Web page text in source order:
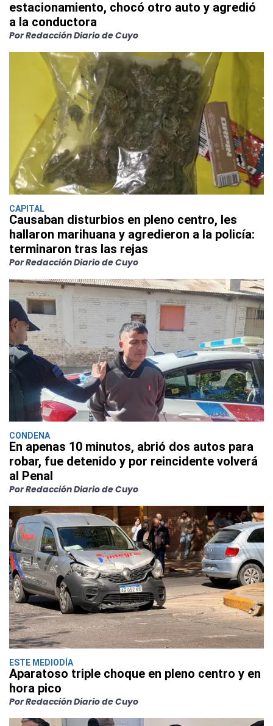
estacionamiento, chocó otro auto y agredió
a la conductora
Por Redacción Diario de Cuyo
CAPITAL
Causaban disturbios en pleno centro, les
hallaron marihuana y agredieron a la policía:
terminaron tras las rejas
Por Redacción Diario de Cuyo
CONDENA
En apenas 10 minutos, abrió dos autos para
robar, fue detenido y por reincidente volverá
al Penal
Por Redacción Diario de Cuyo
ESTE MEDIODÍA
Aparatoso triple choque en pleno centro y en
hora pico
Por Redacción Diario de Cuyo